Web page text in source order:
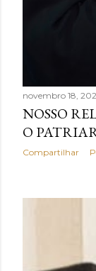
novembro 18,
NOSSO
O
Compartilhar